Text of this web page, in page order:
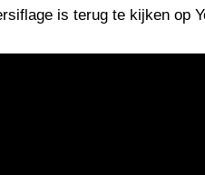
is terug te kijken op